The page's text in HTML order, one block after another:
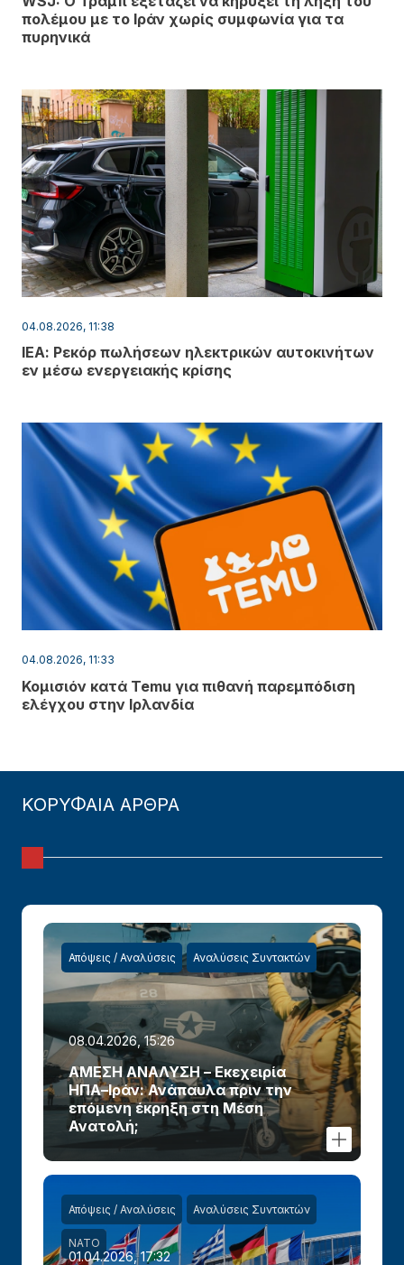
πολέμου με το Ιράν χωρίς συμφωνία για τα
πυρηνικά
04.08.2026, 11:38
ΙΕΑ: Ρεκόρ πωλήσεων ηλεκτρικών αυτοκινήτων
εν μέσω ενεργειακής κρίσης
04.08.2026, 11:33
Κομισιόν κατά Temu για πιθανή παρεμπόδιση
ελέγχου στην Ιρλανδία
ΚΟΡΥΦΑΙΑ ΑΡΘΡΑ
Απόψεις / Αναλύσεις Αναλύσεις Συντακτών
08.04.2026, 15:26
ΑΜΕΣΗ ΑΝΑΛΥΣΗ – Εκεχειρία
ΗΠΑ–Ιράν: Ανάπαυλα πριν την
επόμενη έκρηξη στη Μέση
Ανατολή;
Απόψεις / Αναλύσεις Αναλύσεις Συντακτών
ΝΑΤΟ
01.04.2026, 17:32